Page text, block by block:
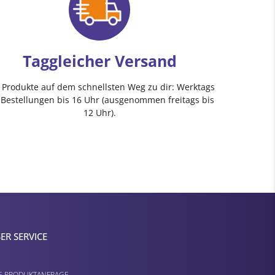
Taggleicher Versand
auf dem schnellsten Weg zu dir: Werktags
bis 16 Uhr (ausgenommen freitags bis
12 Uhr).
SERVICE